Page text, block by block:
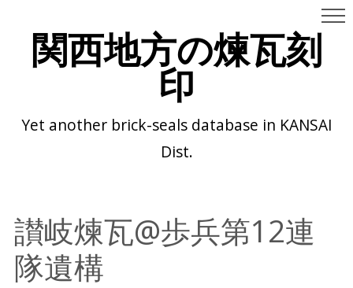
関西地方の煉瓦刻
印
Yet another brick-seals database in KANSAI
Dist.
讃岐煉瓦@歩兵第12連
隊遺構